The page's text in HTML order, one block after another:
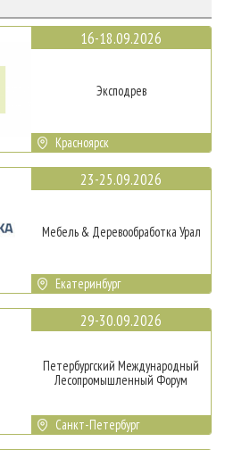
16-18.09.2026
Эксподрев
Красноярск
23-25.09.2026
Мебель & Деревообработка Урал
Екатеринбург
29-30.09.2026
Петербургский Международный
Лесопромышленный Форум
Санкт-Петербург